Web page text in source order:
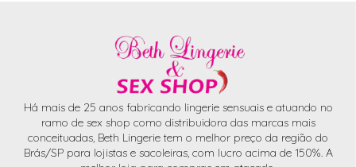
Há mais de 25 anos fabricando lingerie sensuais e atuando no
ramo de sex shop como distribuidora das marcas mais
conceituadas, Beth Lingerie tem o melhor preço da região do
Brás/SP para lojistas e sacoleiras, com lucro acima de 150%. A